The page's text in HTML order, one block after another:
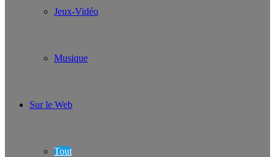
Jeux-Vidéo
Musique
Sur le Web
Tout